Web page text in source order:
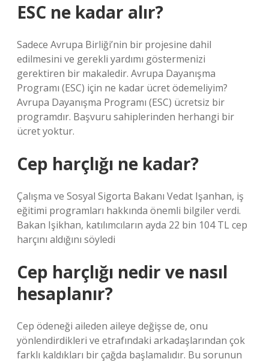
ESC ne kadar alır?
Sadece Avrupa Birliği’nin bir projesine dahil
edilmesini ve gerekli yardımı göstermenizi
gerektiren bir makaledir. Avrupa Dayanışma
Programı (ESC) için ne kadar ücret ödemeliyim?
Avrupa Dayanışma Programı (ESC) ücretsiz bir
programdır. Başvuru sahiplerinden herhangi bir
ücret yoktur.
Cep harçlığı ne kadar?
Çalışma ve Sosyal Sigorta Bakanı Vedat Işanhan, iş
eğitimi programları hakkında önemli bilgiler verdi.
Bakan Işikhan, katılımcıların ayda 22 bin 104 TL cep
harçını aldığını söyledi
Cep harçlığı nedir ve nasıl
hesaplanır?
Cep ödeneği aileden aileye değişse de, onu
yönlendirdikleri ve etrafındaki arkadaşlarından çok
farklı kaldıkları bir çağda başlamalıdır. Bu sorunun